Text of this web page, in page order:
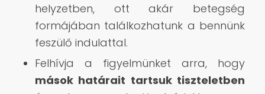
helyzetben, ott akár betegség
formájában találkozhatunk a bennünk
feszülő indulattal.
Felhívja a figyelmünket arra, hogy
mások határait tartsuk tiszteletben